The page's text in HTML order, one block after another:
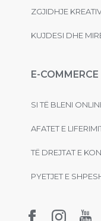
ZGJIDHJE
KUJDESI DHE
E-COMMERCE
SI TË BLENI
AFATET E
TË DREJTAT E
PYETJET E